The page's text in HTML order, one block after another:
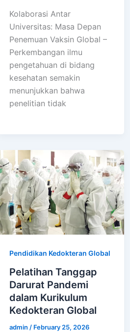
Kolaborasi Antar
Universitas: Masa Depan
Penemuan Vaksin Global –
Perkembangan ilmu
pengetahuan di bidang
kesehatan semakin
menunjukkan bahwa
penelitian tidak
Pendidikan Kedokteran Global
Pelatihan Tanggap
Darurat Pandemi
dalam Kurikulum
Kedokteran Global
admin / February 25, 2026